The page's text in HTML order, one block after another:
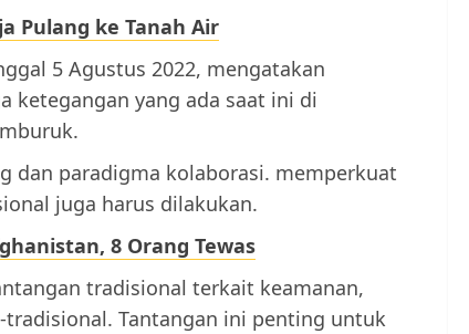
Pulang ke Tanah Air
5 Agustus 2022, mengatakan
ketegangan yang ada saat ini di
dan paradigma kolaborasi. memperkuat
juga harus dilakukan.
8 Orang Tewas
tradisional terkait keamanan,
Tantangan ini penting untuk